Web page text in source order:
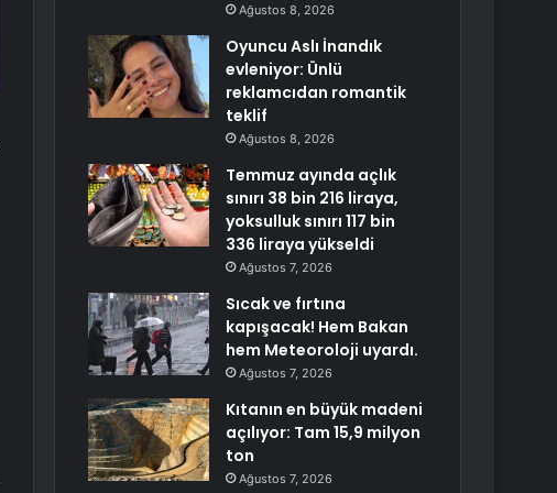
Ağustos 8, 2026
Oyuncu Aslı İnandık
evleniyor: Ünlü
reklamcıdan romantik
teklif
Ağustos 8, 2026
Temmuz ayında açlık
sınırı 38 bin 216 liraya,
yoksulluk sınırı 117 bin
336 liraya yükseldi
Ağustos 7, 2026
Sıcak ve fırtına
kapışacak! Hem Bakan
hem Meteoroloji uyardı.
Ağustos 7, 2026
Kıtanın en büyük madeni
açılıyor: Tam 15,9 milyon
ton
Ağustos 7, 2026